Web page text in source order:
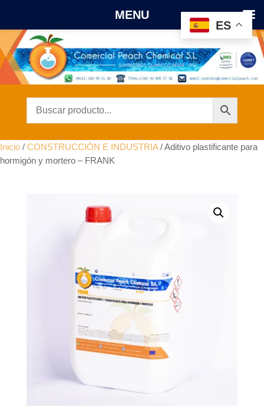
Inicio / CONSTRUCCIÓN E INDUSTRIA/ Aditivo plastificante para
hormigón y mortero – FRANK
ES
MENU